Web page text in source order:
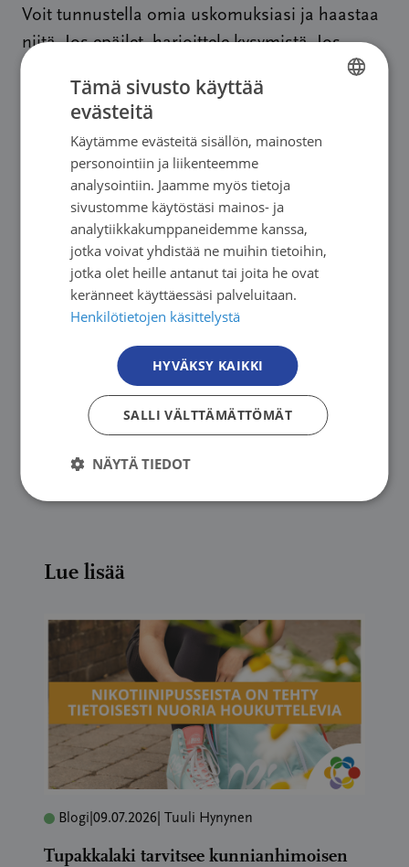
Voit tunnustella omia uskomuksiasi ja haastaa
niitä. Jos epäilet, harjoittele kysymistä. Jos
sanoittamista. Kysyminen ja kertominen ovat
vahingoittavat ystävyyttä. Myötätunto itseä ja
ystäviä kohtaan luo pohjaa luottamukselle ja
avoimuudelle sairauden aikana.
Iiris Pelkonen
Lue lisää
Blogi 09.07.2026 | Tuuli Hynynen
Tupakkalaki tarvitsee kunnianhimoisen
FINNISH
Tämä sivusto käyttää
evästeitä
Käytämme evästeitä sisällön, mainosten
personointiin ja liikenteemme
analysointiin. Jaamme myös tietoja
sivustomme käytöstäsi mainos- ja
analytiikkakumppaneidemme kanssa,
jotka voivat yhdistää ne muihin tietoihin,
jotka olet heille antanut tai joita he ovat
keränneet käyttäessäsi palveluitaan.
Henkilötietojen käsittelystä
HYVÄKSY KAIKKI
SALLI VÄLTTÄMÄTTÖMÄT
NÄYTÄ TIEDOT